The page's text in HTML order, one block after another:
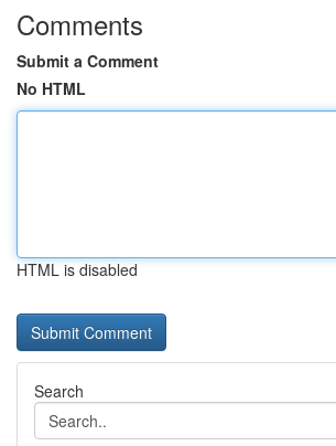
Comments
Submit a Comment
No HTML
HTML is disabled
Search